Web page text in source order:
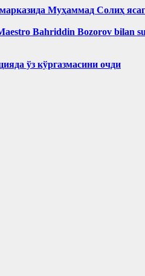
Муҳаммад Солиҳ
Bahriddin Bozorov bilan
ўз кўргазмасини очди